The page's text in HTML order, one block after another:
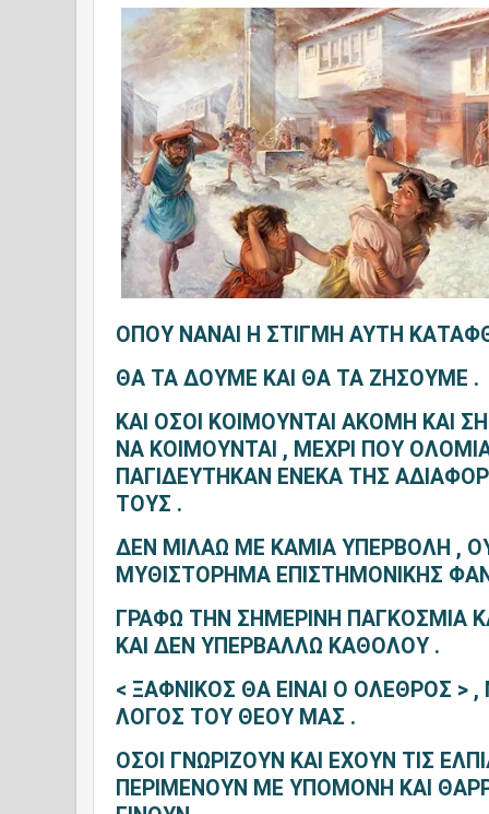
ΟΠΟΥ ΝΑΝΑΙ Η ΣΤΙΓΜΗ ΑΥΤΗ
ΘΑ ΤΑ ΔΟΥΜΕ ΚΑΙ ΘΑ ΤΑ ΖΗΣΟΥΜΕ .
ΚΑΙ ΟΣΟΙ ΚΟΙΜΟΥΝΤΑΙ ΑΚΟΜΗ ΚΑΙ
ΝΑ ΚΟΙΜΟΥΝΤΑΙ , ΜΕΧΡΙ ΠΟΥ
ΠΑΓΙΔΕΥΤΗΚΑΝ ΕΝΕΚΑ ΤΗΣ
ΤΟΥΣ .
ΔΕΝ ΜΙΛΑΩ ΜΕ ΚΑΜΙΑ ΥΠΕΡΒΟΛΗ ,
ΜΥΘΙΣΤΟΡΗΜΑ ΕΠΙΣΤΗΜΟΝΙΚΗΣ
ΓΡΑΦΩ ΤΗΝ ΣΗΜΕΡΙΝΗ ΠΑΓΚΟΣΜΙΑ
ΚΑΙ ΔΕΝ ΥΠΕΡΒΑΛΛΩ ΚΑΘΟΛΟΥ .
< ΞΑΦΝΙΚΟΣ ΘΑ ΕΙΝΑΙ Ο ΟΛΕΘΡΟΣ >
ΛΟΓΟΣ ΤΟΥ ΘΕΟΥ ΜΑΣ .
ΟΣΟΙ ΓΝΩΡΙΖΟΥΝ ΚΑΙ ΕΧΟΥΝ ΤΙΣ
ΠΕΡΙΜΕΝΟΥΝ ΜΕ ΥΠΟΜΟΝΗ ΚΑΙ